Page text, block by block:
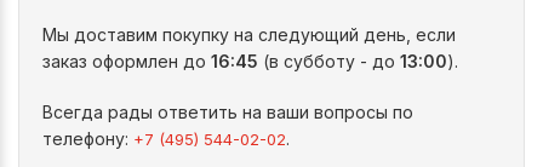
Мы доставим покупку на следующий день, если
заказ оформлен до 16:45 (в субботу - до 13:00).
Всегда рады ответить на ваши вопросы по
телефону: +7 (495) 544-02-02.